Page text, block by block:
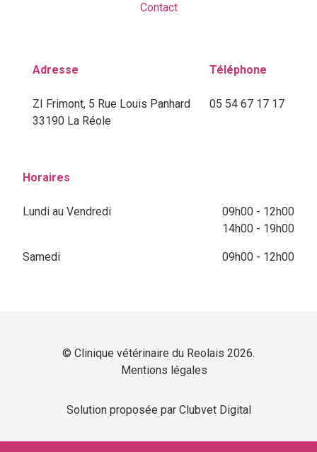
Contact
Adresse
ZI Frimont, 5 Rue Louis Panhard
33190 La Réole
Téléphone
05 54 67 17 17
Horaires
Lundi au Vendredi
09h00 - 12h00
14h00 - 19h00
Samedi 09h00 - 12h00
© Clinique vétérinaire du Reolais 2026.
Mentions légales
Solution proposée par Clubvet Digital